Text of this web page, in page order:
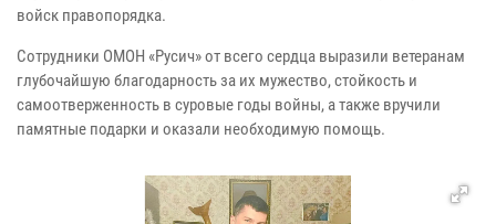
войск правопорядка.
Сотрудники ОМОН «Русич» от всего сердца выразили ветеранам
глубочайшую благодарность за их мужество, стойкость и
самоотверженность в суровые годы войны, а также вручили
памятные подарки и оказали необходимую помощь.